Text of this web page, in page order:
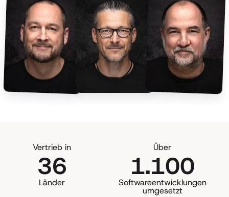
Vertrieb in
36
Länder
Über
1.100
Softwareentwicklungen
umgesetzt